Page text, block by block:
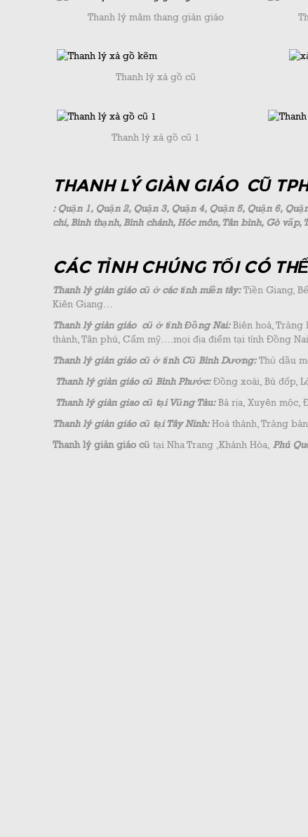
Thanh lý mâm thang giàn giáo
Thanh lý xà gồ cũ
Thanh lý xà gồ cũ 1
THANH LÝ GIÀN GIÁO CŨ
: Quận 1, Quận 2, Quận 3, Quận 4, Quận 5, Quận 6,
chi, Bình thạnh, Bình chánh, Hóc môn, Tân bình, Gò vấp,
CÁC TỈNH CHÚNG TỐI CÓ
Thanh lý giàn giáo cũ ở các tỉnh miền tây:Tiền Giang,
Kiên Giang…
Thanh lý giàn giáo cũ ở tỉnh Đồng Nai: Biên hoà, Trảng
thành, Tân phú, Cẩm mỹ….mọi địa điểm tại tỉnh Đồng Nai
Thanh lý giàn giáo cũ ở tỉnh Cũ Bình Dương:Thủ dầu
Thanh lý giàn giáo cũ Bình Phước:Đồng xoài, Bù đốp,
Thanh lý giàn giao cũ tại Vũng Tàu:Bà rịa, Xuyên mộc,
Thanh lý giàn giáo cũ tại Tây Ninh: Hoà thành, Trảng
Thanh lý giàn giáo cũ tại Nha Trang ,Khánh Hòa, Phú